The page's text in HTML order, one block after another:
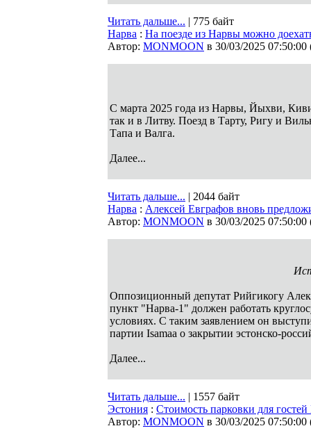
Читать дальше... | 775 байт
Нарва : На поезде из Нарвы можно
Автор: MONMOON в 30/03/2025 07:50:00
С марта 2025 года из Нарвы, Йыхви,
так и в Литву. Поезд в Тарту, Ригу и
Тапа и Валга.
Далее...
Читать дальше... | 2044 байт
Нарва : Алексей Евграфов вновь
Автор: MONMOON в 30/03/2025 07:50:00
Оппозиционный депутат Рийгикогу
пункт "Нарва-1" должен работать
условиях. С таким заявлением он
партии Isamaa о закрытии эстонско-
Далее...
Читать дальше... | 1557 байт
Эстония : Стоимость парковки для
Автор: MONMOON в 30/03/2025 07:50:00